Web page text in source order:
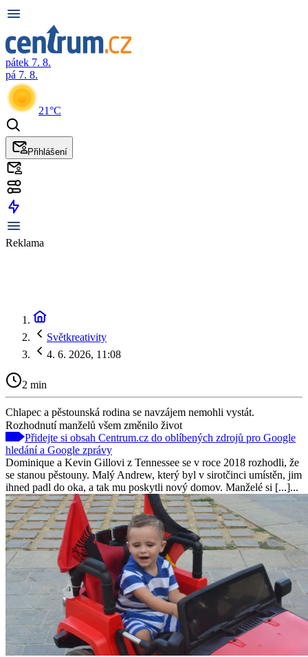
pátek 7. 8.
pá 7. 8.
21°C
Přihlášení
Reklama
Světkreativity
4. 6. 2026, 11:08
2 min
Chlapec a pěstounská rodina se navzájem nemohli vystát.
Rozhodnutí manželů všem změnilo život
Přidejte si obsah Centrum.cz do oblíbených zdrojů pro Google
hledání a Google zprávy
Dominique a Kevin Gillovi z Tennessee se v roce 2018 rozhodli, že
se stanou pěstouny. Malý Andrew, který byl v sirotčinci umístěn, jim
ihned padl do oka, a tak mu poskytli nový domov. Manželé si [...]...